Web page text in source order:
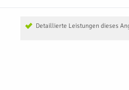
Detaillierte Leistungen dieses